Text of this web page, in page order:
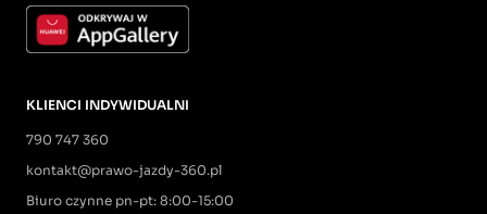
KLIENCI INDYWIDUALNI
790 747 360
kontakt@prawo-jazdy-360.pl
Biuro czynne pn-pt: 8:00-15:00